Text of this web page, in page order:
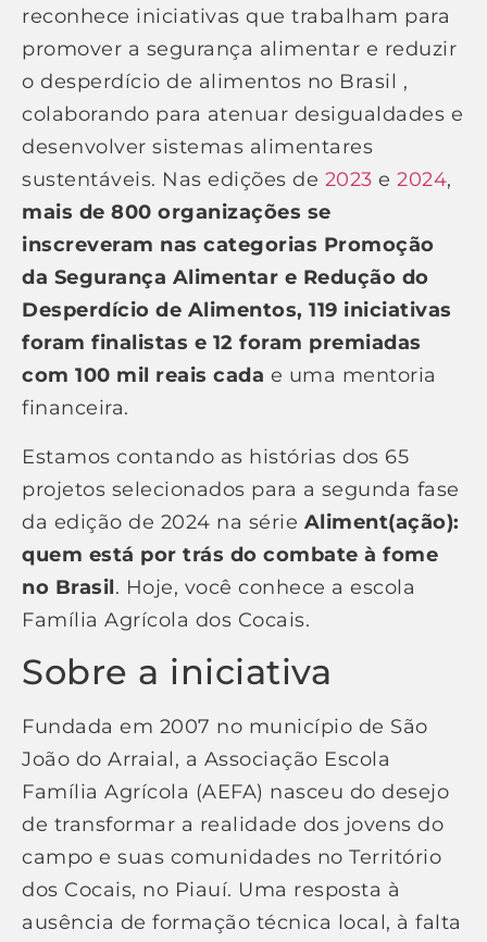
reconhece iniciativas que trabalham para
promover a segurança alimentar e reduzir
o desperdício de alimentos no Brasil ,
colaborando para atenuar desigualdades e
desenvolver sistemas alimentares
sustentáveis. Nas edições de 2023 e 2024,
mais de 800 organizações se
inscreveram nas categorias Promoção
da Segurança Alimentar e Redução do
Desperdício de Alimentos, 119 iniciativas
foram finalistas e 12 foram premiadas
com 100 mil reais cada e uma mentoria
financeira.
Estamos contando as histórias dos 65
projetos selecionados para a segunda fase
da edição de 2024 na série Aliment(ação):
quem está por trás do combate à fome
no Brasil. Hoje, você conhece a escola
Família Agrícola dos Cocais.
Sobre a iniciativa
Fundada em 2007 no município de São
João do Arraial, a Associação Escola
Família Agrícola (AEFA) nasceu do desejo
de transformar a realidade dos jovens do
campo e suas comunidades no Território
dos Cocais, no Piauí. Uma resposta à
ausência de formação técnica local, à falta